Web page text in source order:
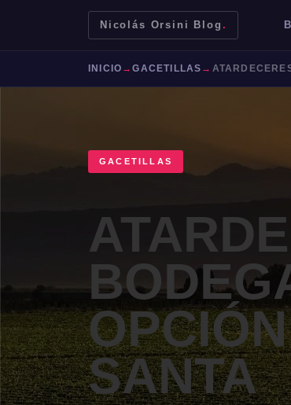
Nicolás Orsini Blog .
Mendoza Malbec Bodegas
INICIO →GACETILLAS →
GACETILLAS
SANTA